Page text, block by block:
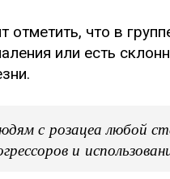
отметить, что в
или есть
с розацеа любой
и